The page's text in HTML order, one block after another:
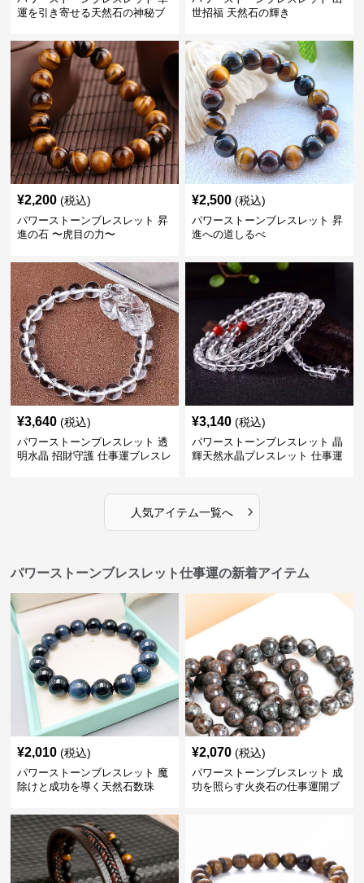
運を引き寄せる天然石の神秘ブ
世招福 天然石の輝き
¥2,200 (税込)
パワーストーンブレスレット 昇
進の石 〜虎目の力〜
¥2,500 (税込)
パワーストーンブレスレット 昇
進への道しるべ
¥3,640 (税込)
パワーストーンブレスレット 透
明水晶 招財守護 仕事運ブレスレ
¥3,140 (税込)
パワーストーンブレスレット 晶
輝天然水晶ブレスレット 仕事運
人気アイテム一覧へ ›
パワーストーンブレスレット仕事運の新着アイテム
¥2,010 (税込)
パワーストーンブレスレット 魔
除けと成功を導く天然石数珠
¥2,070 (税込)
パワーストーンブレスレット 成
功を照らす火炎石の仕事運開ブ